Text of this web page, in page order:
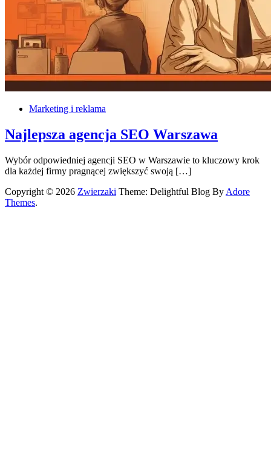
Marketing i reklama
Najlepsza agencja SEO Warszawa
Wybór odpowiedniej agencji SEO w Warszawie to kluczowy krok
dla każdej firmy pragnącej zwiększyć swoją […]
Copyright © 2026 Zwierzaki Theme: Delightful Blog By Adore
Themes.